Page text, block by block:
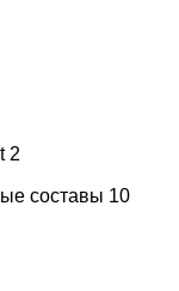
2
составы 10